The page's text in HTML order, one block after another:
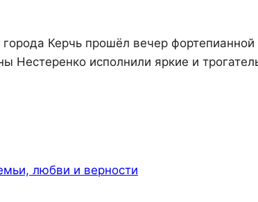
Керчь прошёл вечер фортепианной
Нестеренко исполнили яркие и